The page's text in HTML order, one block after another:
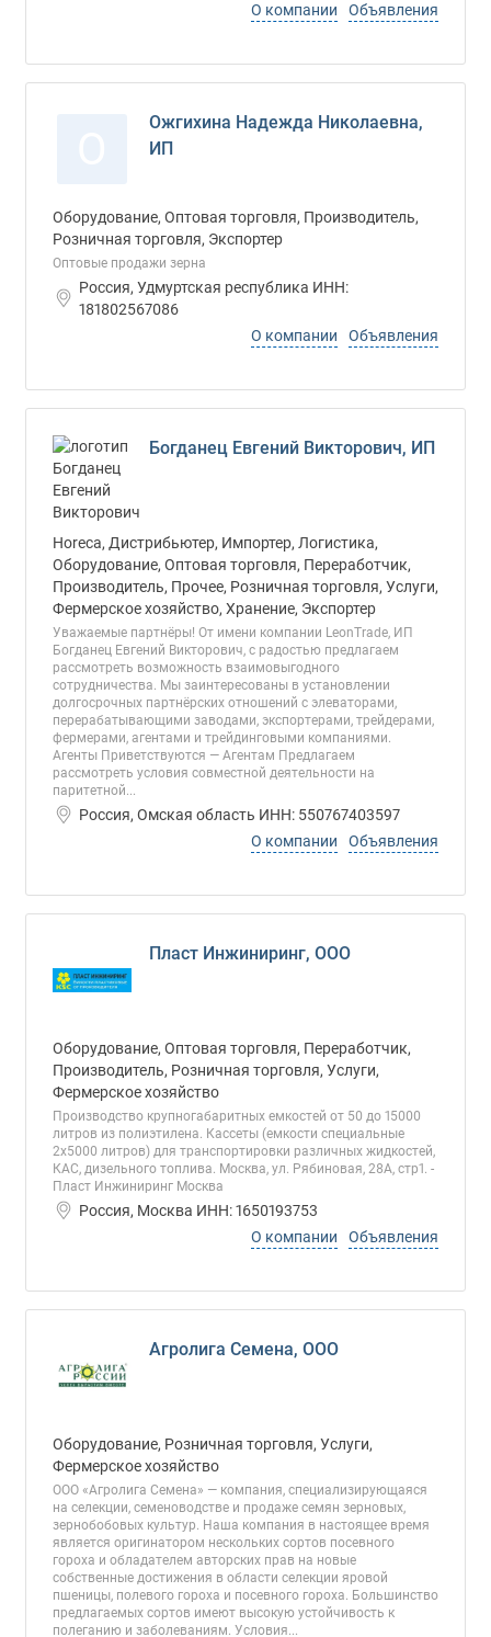
О компании
Объявления
Ожгихина Надежда Николаевна,
ИП
Оборудование, Оптовая торговля, Производитель,
Розничная торговля, Экспортер
Оптовые продажи зерна
Россия, Удмуртская республика ИНН:
181802567086
О компании
Объявления
Богданец Евгений Викторович, ИП
Horeca, Дистрибьютер, Импортер, Логистика,
Оборудование, Оптовая торговля, Переработчик,
Производитель, Прочее, Розничная торговля, Услуги,
Фермерское хозяйство, Хранение, Экспортер
Уважаемые партнёры! От имени компании LeonTrade, ИП
Богданец Евгений Викторович, с радостью предлагаем
рассмотреть возможность взаимовыгодного
сотрудничества. Мы заинтересованы в установлении
долгосрочных партнёрских отношений с элеваторами,
перерабатывающими заводами, экспортерами, трейдерами,
фермерами, агентами и трейдинговыми компаниями.
Агенты Приветствуются — Агентам Предлагаем
рассмотреть условия совместной деятельности на
паритетной...
Россия, Омская область ИНН: 550767403597
О компании
Объявления
Пласт Инжиниринг, ООО
Оборудование, Оптовая торговля, Переработчик,
Производитель, Розничная торговля, Услуги,
Фермерское хозяйство
Производство крупногабаритных емкостей от 50 до 15000
литров из полиэтилена. Кассеты (емкости специальные
2х5000 литров) для транспортировки различных жидкостей,
КАС, дизельного топлива. Москва, ул. Рябиновая, 28А, стр1. -
Пласт Инжиниринг Москва
Россия, Москва ИНН: 1650193753
О компании
Объявления
Агролига Семена, ООО
Оборудование, Розничная торговля, Услуги,
Фермерское хозяйство
ООО «Агролига Семена» — компания, специализирующаяся
на селекции, семеноводстве и продаже семян зерновых,
зернобобовых культур. Наша компания в настоящее время
является оригинатором нескольких сортов посевного
гороха и обладателем авторских прав на новые
собственные достижения в области селекции яровой
пшеницы, полевого гороха и посевного гороха. Большинство
предлагаемых сортов имеют высокую устойчивость к
полеганию и заболеваниям. Условия...